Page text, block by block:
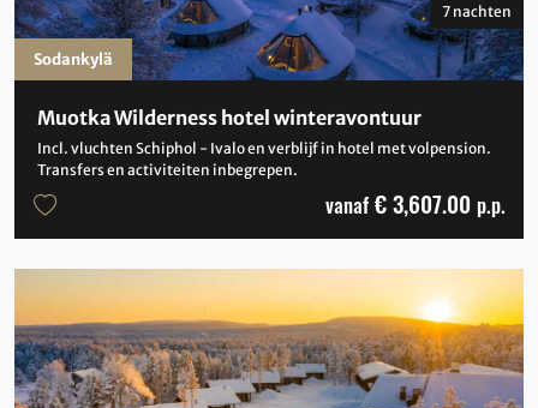
Muotka Wilderness hotel winteravontuur
Incl. vluchten Schiphol - Ivalo en verblijf in hotel met volpension.
Transfers en activiteiten inbegrepen.
7 nachten
vanaf € 3,607.00 p.p.
Sodankylä